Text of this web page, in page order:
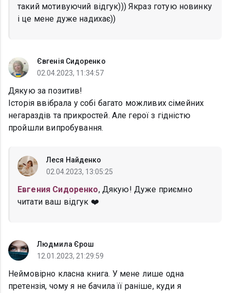
такий мотивуючий відгук))) Якраз готую новинку
і це мене дуже надихає))
Євгенія Сидоренко
02.04.2023, 11:34:57
Дякую за позитив!
Історія ввібрала у собі багато можливих сімейних
негараздів та прикростей. Але герої з гідністю
пройшли випробування.
Леся Найденко
02.04.2023, 13:05:25
Евгения Сидоренко, Дякую! Дуже приємно
читати ваш відгук ❤️
Людмила Єрош
12.01.2023, 21:29:59
Неймовірно класна книга. У мене лише одна
претензія, чому я не бачила її раніше, куди я